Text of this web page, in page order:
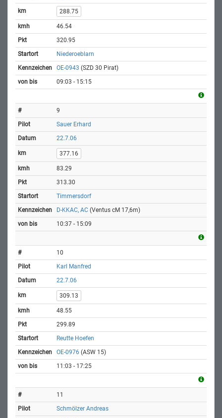
288.75
46.54
320.95
Niederoeblarn
OE-0943 (SZD 30 Pirat)
09:03 - 15:15
9
Sauer Erhard
22.7.06
377.16
83.29
313.30
Timmersdorf
D-KKAC, AC (Ventus cM 17,6m)
10:37 - 15:09
10
Karl Manfred
22.7.06
309.13
48.55
299.89
Reutte Hoefen
OE-0976 (ASW 15)
11:03 - 17:25
11
Schmölzer Andreas